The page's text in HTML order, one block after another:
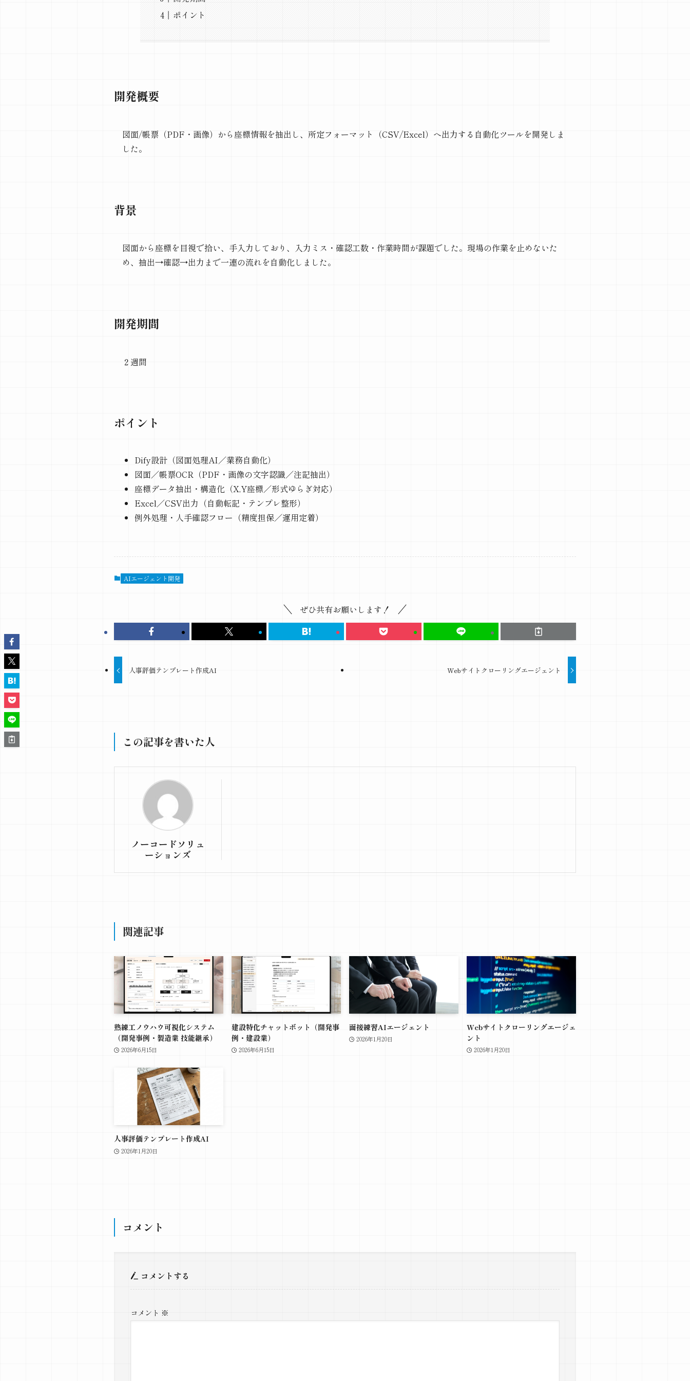
ポイント
開発概要
図面/帳票（PDF・画像）から座標情報を抽出し、所定フォーマット（CSV/Excel）へ出力する自動化ツールを開発しま
した。
背景
図面から座標を目視で拾い、手入力しており、入力ミス・確認工数・作業時間が課題でした。現場の作業を止めないた
め、抽出→確認→出力まで一連の流れを自動化しました。
開発期間
２週間
ポイント
Dify設計（図面処理AI／業務自動化）
図面／帳票OCR（PDF・画像の文字認識／注記抽出）
座標データ抽出・構造化（X,Y座標／形式ゆらぎ対応）
Excel／CSV出力（自動転記・テンプレ整形）
例外処理・人手確認フロー（精度担保／運用定着）
AIエージェント開発
ぜひ共有お願いします！
人事評価テンプレート作成AI Webサイトクローリングエージェント
この記事を書いた人
ノーコードソリュ
ーションズ
関連記事
熟練工ノウハウ可視化システム
（開発事例・製造業 技能継承）
2026年6月15日
建設特化チャットボット（開発事
例・建設業）
2026年6月15日
面接練習AIエージェント
2026年1月20日
Webサイトクローリングエージェ
ント
2026年1月20日
人事評価テンプレート作成AI
2026年1月20日
コメント
コメントする
コメント ※